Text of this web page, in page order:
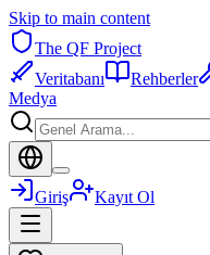
Skip to main content
The QF Project
Veritabanı
Rehberler
Medya
Giriş Kayıt Ol